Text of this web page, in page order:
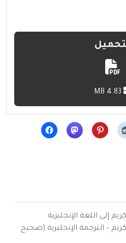
إلى اللغة الإنجليزية
– الترجمة الإنجليزية (صحيح